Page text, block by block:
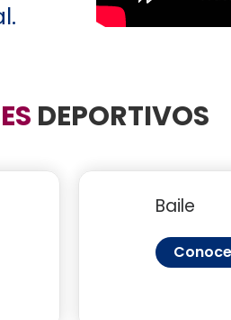
DEPORTIVOS
Baile